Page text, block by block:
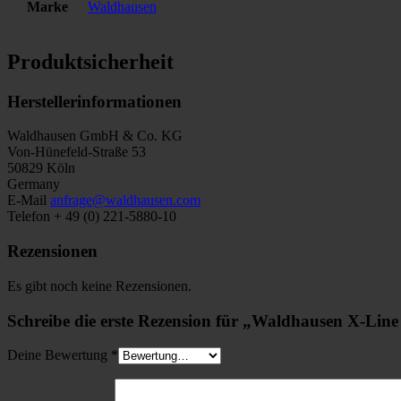
Marke Waldhausen
Produktsicherheit
Herstellerinformationen
Waldhausen GmbH & Co. KG
Von-Hünefeld-Straße 53
50829 Köln
Germany
E-Mail anfrage@waldhausen.com
Telefon + 49 (0) 221-5880-10
Rezensionen
Es gibt noch keine Rezensionen.
Schreibe die erste Rezension für „Waldhausen X-
Deine Bewertung *